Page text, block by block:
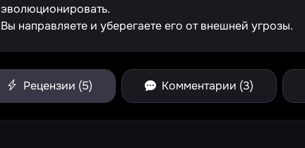
эволюционировать.
Вы направляете и уберегаете его от внешней угрозы.
Рецензии (5) Комментарии (3)